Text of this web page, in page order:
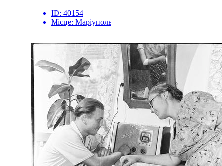
ID: 40154
Місце: Маріуполь